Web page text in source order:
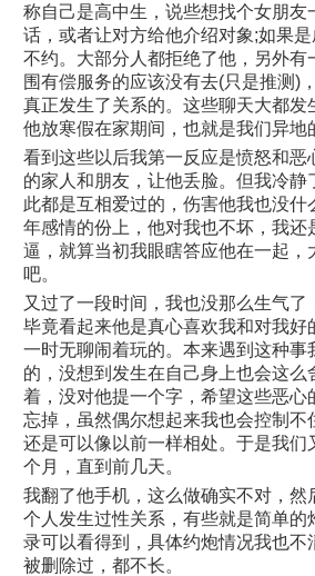
称自己是高中生，说些想找个女朋友
话，或者让对方给他介绍对象;如果
不约。大部分人都拒绝了他，另外有
围有偿服务的应该没有去(只是推测)
真正发生了关系的。这些聊天大都发
他放寒假在家期间，也就是我们异地
看到这些以后我第一反应是愤怒和恶
的家人和朋友，让他丢脸。但我冷静
此都是互相爱过的，伤害他我也没什
年感情的份上，他对我也不坏，我还
逼，就算当初我眼瞎答应他在一起，
吧。
又过了一段时间，我也没那么生气了
毕竟看起来他是真心喜欢我和对我好
一时无聊闹着玩的。本来遇到这种事
的，没想到发生在自己身上也会这么
着，没对他提一个字，希望这些恶心
忘掉，虽然偶尔想起来我也会控制不
还是可以像以前一样相处。于是我们
个月，直到前几天。
我翻了他手机，这么做确实不对，然
个人发生过性关系，有些就是简单的
录可以看得到，具体约炮情况我也不
被删除过，都不长。